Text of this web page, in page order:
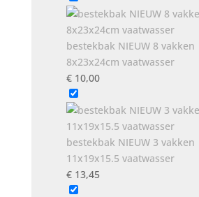
bestekbak NIEUW 8 vakken
8x23x24cm vaatwasser
€10,00
bestekbak NIEUW 3 vakken
11x19x15.5 vaatwasser
€13,45